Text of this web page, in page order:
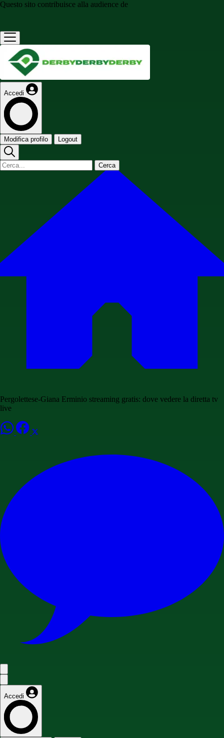
Questo sito contribuisce alla audience de
Accedi
Modifica profilo Logout
Cerca
Pergolettese-Giana Erminio streaming gratis: dove vedere la diretta tv
live
Accedi